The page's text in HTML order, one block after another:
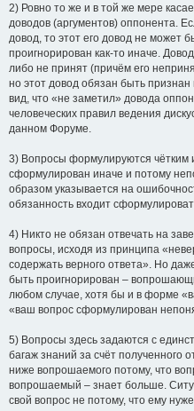
2) Ровно то же и в той же мере
доводов (аргументов) оппонента.
довод, то этот его довод не может
проигнорирован как-то иначе.
либо не принят (причём его
но этот довод обязан быть
вид, что «не заметил» довода
человеческих правил ведения
данном Форуме.
3) Вопросы формулируются чётким
сформулирован иначе и потому
образом указывается на
обязанность входит
4) Никто не обязан отвечать на
вопросы, исходя из принципа
содержать верного ответа». Но
быть проигнорирован –
любом случае, хотя бы и в форме
«ваш вопрос сформулирован
5) Вопросы здесь задаются с
багаж знаний за счёт полученного
ниже вопрошаемого потому, что
вопрошаемый – знает больше.
свой вопрос не потому, что ему